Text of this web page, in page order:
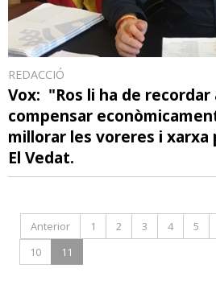
REDACCIÓ
Vox: "Ros li ha de
compensar
millorar les voreres i xarxa
El Vedat.
Anterior 1 2 3 4 5
10
11